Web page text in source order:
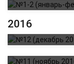
2016